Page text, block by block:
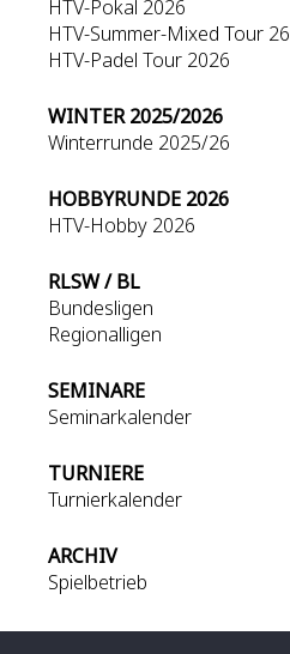
HTV-Pokal 2026
HTV-Summer-Mixed Tour 26
HTV-Padel Tour 2026
WINTER 2025/2026
Winterrunde 2025/26
HOBBYRUNDE 2026
HTV-Hobby 2026
RLSW / BL
Bundesligen
Regionalligen
SEMINARE
Seminarkalender
TURNIERE
Turnierkalender
ARCHIV
Spielbetrieb